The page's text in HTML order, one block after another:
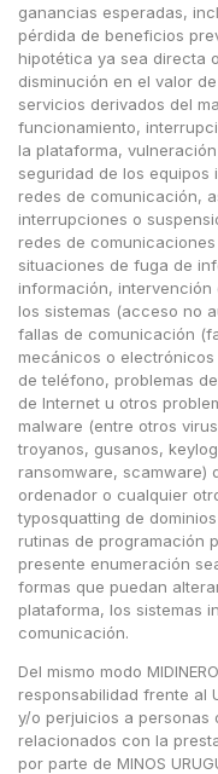
ganancias esperadas,
pérdida de beneficios
hipotética ya sea directa
disminución en el valor
servicios derivados del
funcionamiento,
la plataforma,
seguridad de los equipos
redes de comunicación,
interrupciones o
redes de
situaciones de fuga de
información, intervención
los sistemas (acceso no
fallas de comunicación
mecánicos o
de teléfono, problemas
de Internet u otros
malware (entre otros
troyanos, gusanos,
ransomware, scamware)
ordenador o cualquier
typosquatting de
rutinas de programación
presente enumeración
formas que puedan
plataforma, los sistemas
comunicación.
Del mismo modo
responsabilidad frente al
y/o perjuicios a personas
relacionados con la
por parte de MINOS